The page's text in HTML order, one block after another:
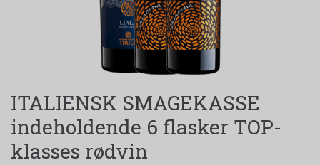
ITALIENSK SMAGEKASSE
indeholdende 6 flasker TOP-
klasses rødvin